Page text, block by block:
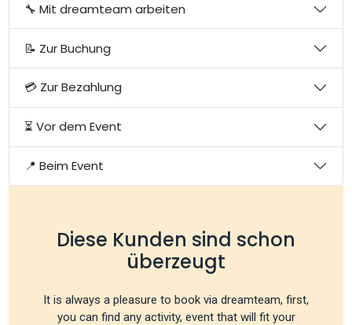
🔧 Mit dreamteam arbeiten
📝 Zur Buchung
💳 Zur Bezahlung
⏳ Vor dem Event
📍 Beim Event
Diese Kunden sind schon
überzeugt
It is always a pleasure to book via dreamteam, first,
you can find any activity, event that will fit your